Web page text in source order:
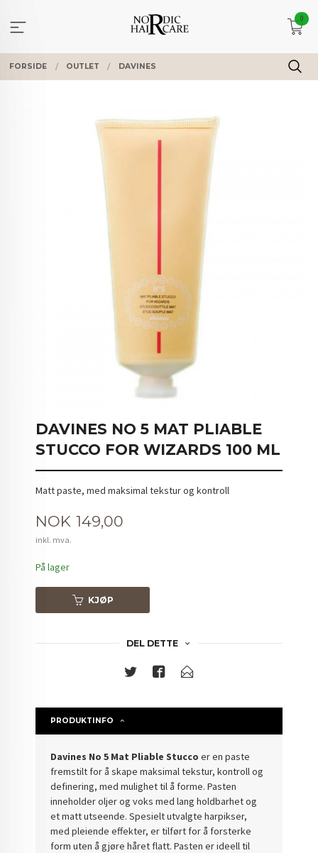
innholdet
0
FORSIDE OUTLET DAVINES
DAVINES NO 5 MAT PLIABLE
STUCCO FOR WIZARDS 100 ML
Matt paste, med maksimal tekstur og kontroll
Pris
NOK 149,00
inkl. mva.
På lager
KJØP
DEL DETTE
PRODUKTINFO
Davines No 5 Mat Pliable Stuccoeren paste
fremstilt for å skape maksimal tekstur, kontroll og
definering, med mulighet til å forme. Pasten
inneholder oljer og voks med lang holdbarhet og
et matt utseende. Spesielt utvalgte harpikser,
med pleiende effekter, er tilført for å forsterke
form uten å gjøre håret flatt. Pasten er ideell til